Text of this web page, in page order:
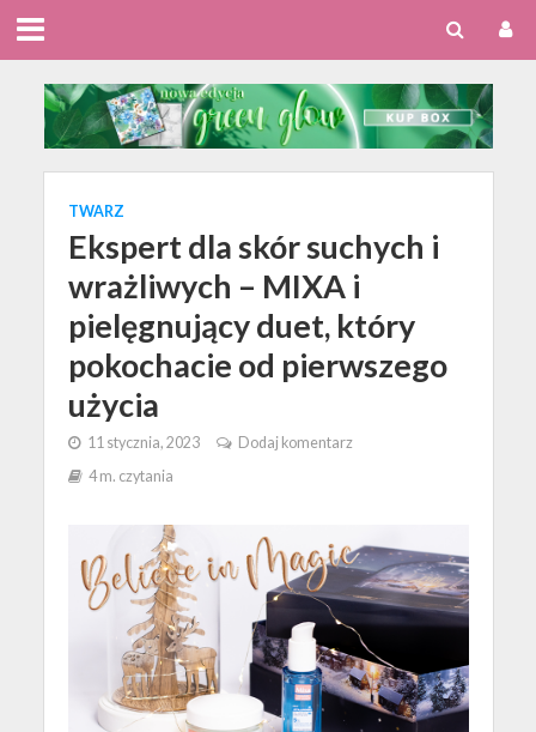
TWARZ
Ekspert dla skór suchych i
wrażliwych – MIXA i
pielęgnujący duet, który
pokochacie od pierwszego
użycia
11 stycznia, 2023
Dodaj komentarz
4 m. czytania